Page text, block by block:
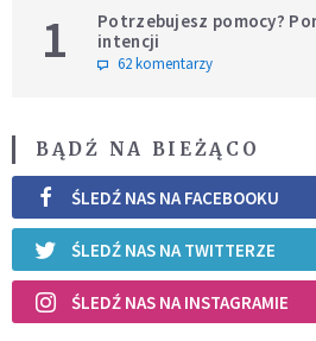
1
Potrzebujesz pomocy?
intencji
62 komentarzy
BĄDŹ NA BIEŻĄCO
ŚLEDŹ NAS NA FACEBOOKU
ŚLEDŹ NAS NA TWITTERZE
ŚLEDŹ NAS NA INSTAGRAMIE